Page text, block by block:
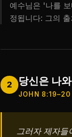
예수님은 '나를
정됩니다: 그의
2 당신은 나
JOHN 8:19–20
그러자 제자들